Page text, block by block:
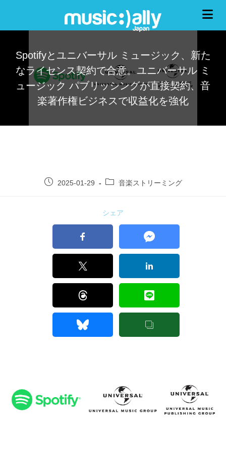
Spotifyとユニバーサル ミュージック、新た
なライセンス契約で合意。ユニバーサル ミ
ュージック パブリッシングが直接契約、音
楽著作権ビジネスで収益化を強化
2025-01-29 音楽ストリーミング
シェア